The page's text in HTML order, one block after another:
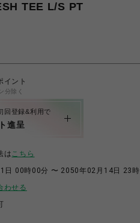
TEE L/S PT
イント
分除く
回登録&利用で
進呈
はこちら
日 00時00分 〜 2050年02月14日 23
わせる